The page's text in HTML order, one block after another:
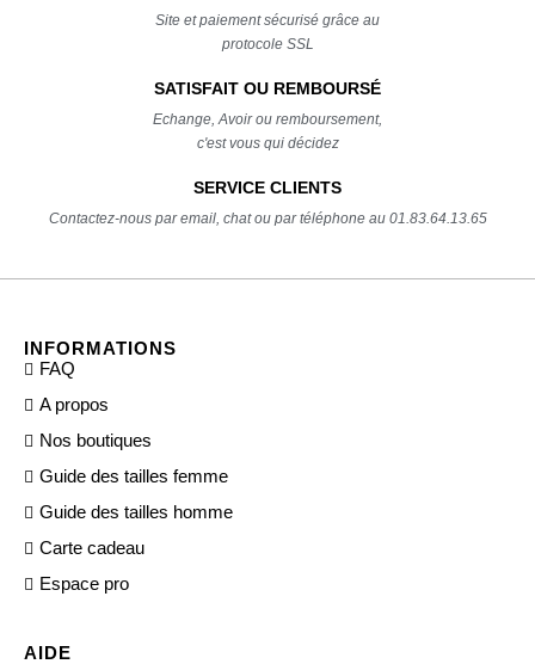
Site et paiement sécurisé grâce au
protocole SSL
SATISFAIT OU REMBOURSÉ
Echange, Avoir ou remboursement,
c'est vous qui décidez
SERVICE CLIENTS
Contactez-nous par email, chat ou par téléphone au 01.83.64.13.65
INFORMATIONS
FAQ
A propos
Nos boutiques
Guide des tailles femme
Guide des tailles homme
Carte cadeau
Espace pro
AIDE